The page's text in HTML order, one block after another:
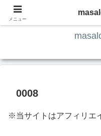
ITの知識4割・ガジェ
0008
※当サイトはアフィリエ
メニュー